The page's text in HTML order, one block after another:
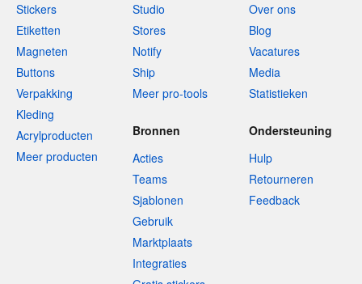
Stickers
Etiketten
Magneten
Buttons
Verpakking
Kleding
Acrylproducten
Meer producten
Studio
Stores
Notify
Ship
Meer pro-tools
Over ons
Blog
Vacatures
Media
Statistieken
Bronnen
Acties
Teams
Sjablonen
Gebruik
Marktplaats
Integraties
Ondersteuning
Hulp
Retourneren
Feedback